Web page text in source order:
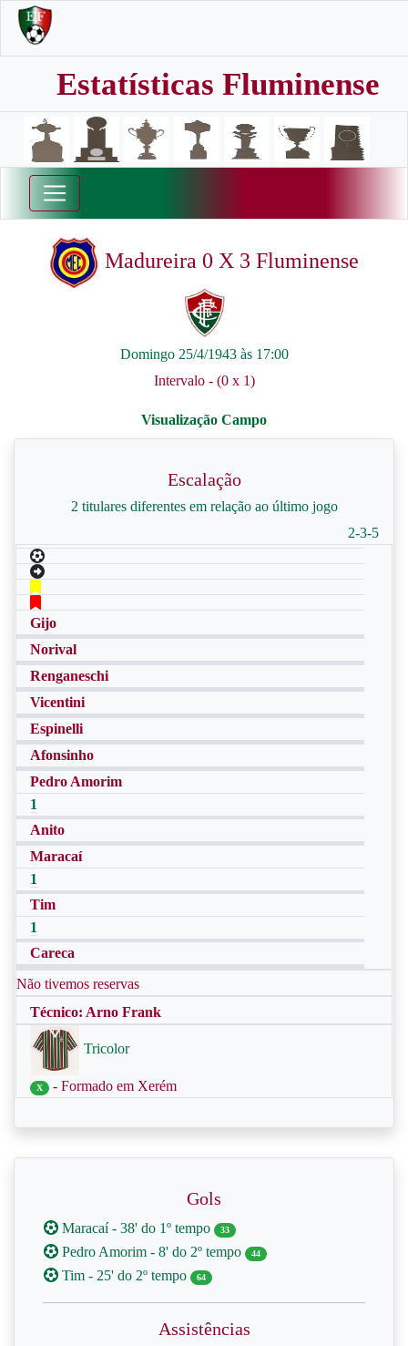
Estatísticas Fluminense
Madureira 0 X 3 Fluminense
Domingo 25/4/1943 às 17:00
Intervalo - (0 x 1)
Escalação
2 titulares diferentes em relação ao último jogo
2-3-5
Gijo
Norival
Renganeschi
Vicentini
Espinelli
Afonsinho
Pedro Amorim
1
Anito
Maracaí
1
Tim
1
Careca
Não tivemos reservas
Técnico: Arno Frank
Tricolor
X - Formado em Xerém
Gols
Maracaí - 38' do 1º tempo 33
Pedro Amorim - 8' do 2º tempo 44
Tim - 25' do 2º tempo 64
Assistências